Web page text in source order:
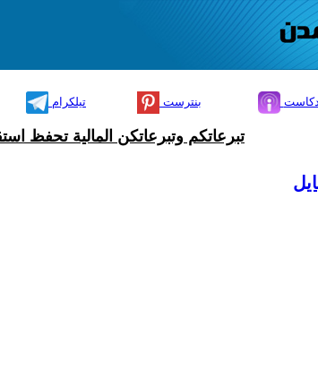
تيلكرام بنترست
تبرعاتكم وتبرعاتكن المالية تحفظ